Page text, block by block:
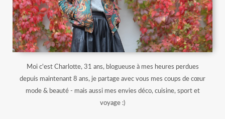
Moi c'est Charlotte, 31 ans, blogueuse à mes heures perdues
depuis maintenant 8 ans, je partage avec vous mes coups de cœur
mode & beauté - mais aussi mes envies déco, cuisine, sport et
voyage :)